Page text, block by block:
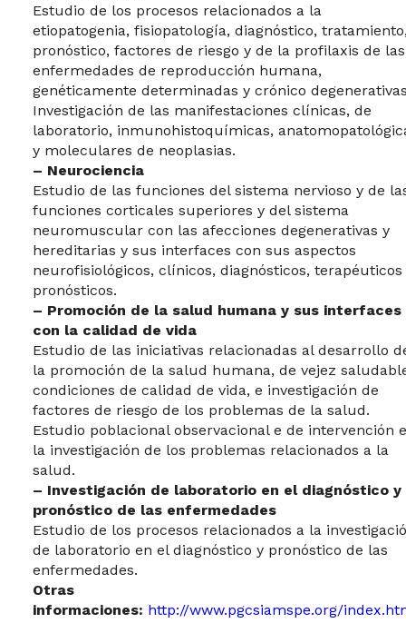
Estudio de los procesos relacionados a la
etiopatogenia, fisiopatología, diagnóstico,
pronóstico, factores de riesgo y de la profilaxis de las
enfermedades de reproducción humana,
genéticamente determinadas y crónico
Investigación de las manifestaciones clínicas, de
laboratorio, inmunohistoquímicas,
y moleculares de neoplasias.
– Neurociencia
Estudio de las funciones del sistema nervioso y de
funciones corticales superiores y del sistema
neuromuscular con las afecciones degenerativas y
hereditarias y sus interfaces con sus aspectos
neurofisiológicos, clínicos, diagnósticos, terapéuticos
pronósticos.
– Promoción de la salud humana y sus interfaces
con la calidad de vida
Estudio de las iniciativas relacionadas al desarrollo
la promoción de la salud humana, de vejez
condiciones de calidad de vida, e investigación de
factores de riesgo de los problemas de la salud.
Estudio poblacional observacional e de intervención
la investigación de los problemas relacionados a la
salud.
– Investigación de laboratorio en el diagnóstico y
pronóstico de las enfermedades
Estudio de los procesos relacionados a la
de laboratorio en el diagnóstico y pronóstico de las
enfermedades.
Otras
informaciones: http://www.pgcsiamspe.org/